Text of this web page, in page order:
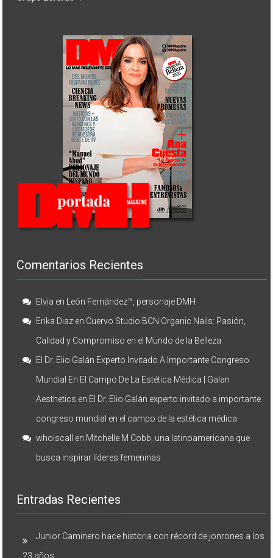
Comentarios Recientes
Elvia en
León Fernández™, personaje DMH
Erika Diaz en Cuervo Studio BCN Organic Nails: Pasión,
Calidad y Compromiso en el Mundo de la Belleza
El Dr. Elio Galán Experto Invitado A Importante Congreso
Mundial En El Campo De La Estética Médica | Galan
Aesthetics en El Dr. Elio Galán experto invitado a importante
congreso mundial en el campo de la estética médica
whoiscall
en Mitchelle M Cobb, una latinoamericana que
busca inspirar líderes femeninas
Entradas Recientes
Junior Caminero hace historia con récord de jonrones a los
23 años